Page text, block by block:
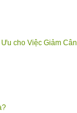
cho Việc Giảm Cân